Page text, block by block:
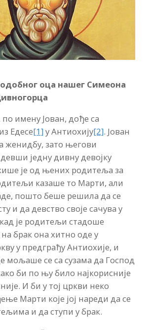
оца нашег Симеона
имену Јован, дође са
Едесе[1] у Антиохију[2]. Јован
женидбу, зато његови
једну дивну девојку
је од њених родитеља за
казаше то Марти, али
пошто беше решила да се
и да девство своје сачува у
је родитељи стадоше
брак она хитно оде у
у предграђу Антиохије, и
мољаше се са сузама да Господ
би по њу било најкорисније
И би у тој цркви неко
Марти које јој нареди да се
и да ступи у брак.